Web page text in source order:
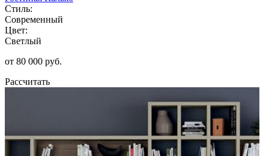
Стиль:
Современный
Цвет:
Светлый
от 80 000 руб.
Рассчитать